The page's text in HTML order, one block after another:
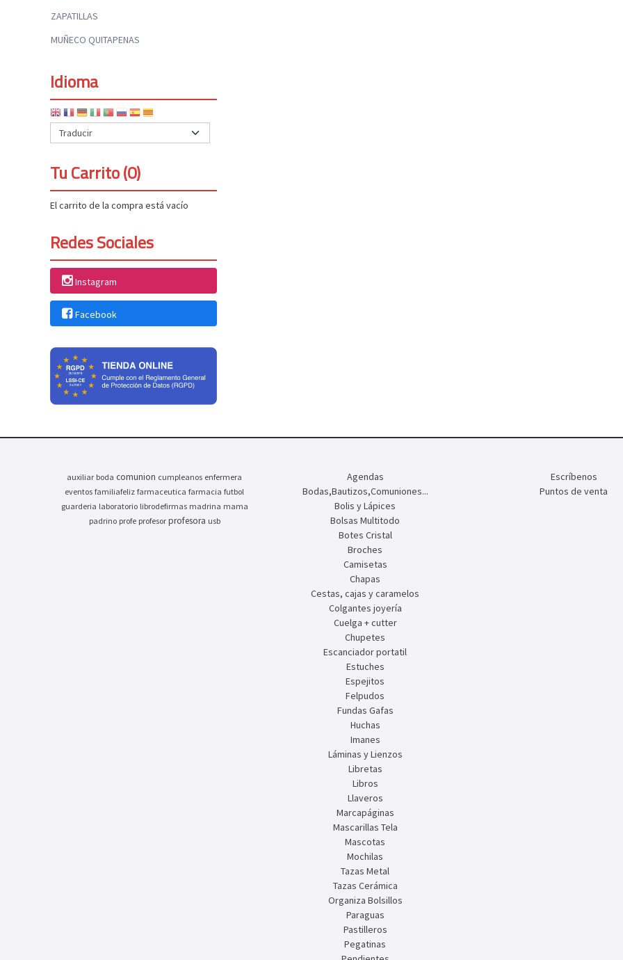
ZAPATILLAS
MUÑECO QUITAPENAS
Idioma
Tu Carrito (0)
El carrito de la compra está vacío
Redes Sociales
Instagram
Facebook
auxiliar boda comunion cumpleanos enfermera
eventos familiafeliz farmaceutica farmacia futbol
guarderia laboratorio librodefirmas madrina mama
padrino profe profesor profesora usb
Agendas
Bodas,Bautizos,Comuniones...
Bolis y Lápices
Bolsas Multitodo
Botes Cristal
Broches
Camisetas
Chapas
Cestas, cajas y caramelos
Colgantes joyería
Cuelga + cutter
Chupetes
Escanciador portatil
Estuches
Espejitos
Felpudos
Fundas Gafas
Huchas
Imanes
Láminas y Lienzos
Libretas
Libros
Llaveros
Marcapáginas
Mascarillas Tela
Mascotas
Mochilas
Tazas Metal
Tazas Cerámica
Organiza Bolsillos
Paraguas
Pastilleros
Pegatinas
Escríbenos
Puntos de venta